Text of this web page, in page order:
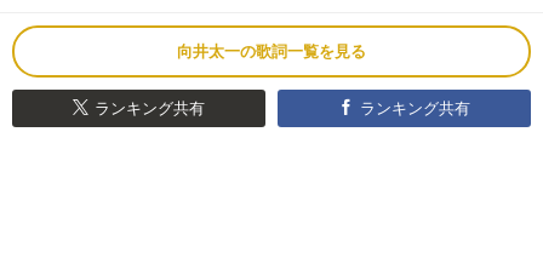
向井太一の歌詞一覧を見る
ランキング共有 ランキング共有